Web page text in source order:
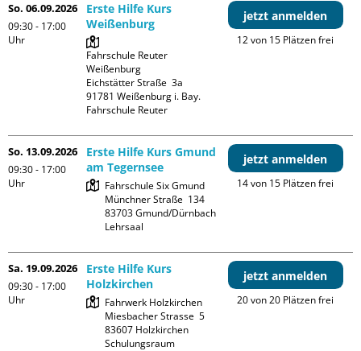
So. 06.09.2026
09:30 - 17:00
Uhr
Erste Hilfe Kurs
Weißenburg
Fahrschule Reuter
Weißenburg
Eichstätter Straße  3a
91781 Weißenburg i. Bay.
Fahrschule Reuter
jetzt anmelden
12 von 15 Plätzen frei
So. 13.09.2026
09:30 - 17:00
Uhr
Erste Hilfe Kurs Gmund
am Tegernsee
Fahrschule Six Gmund
Münchner Straße  134
83703 Gmund/Dürnbach
Lehrsaal
jetzt anmelden
14 von 15 Plätzen frei
Sa. 19.09.2026
09:30 - 17:00
Uhr
Erste Hilfe Kurs
Holzkirchen
Fahrwerk Holzkirchen
Miesbacher Strasse  5
83607 Holzkirchen
Schulungsraum
jetzt anmelden
20 von 20 Plätzen frei